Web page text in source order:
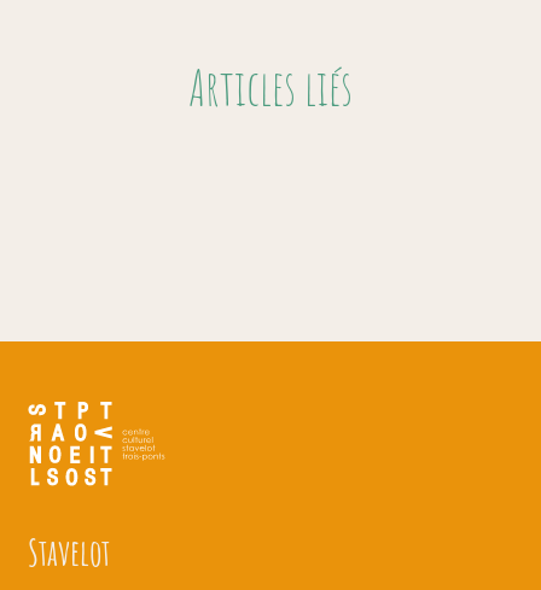
Articles liés
Stavelot